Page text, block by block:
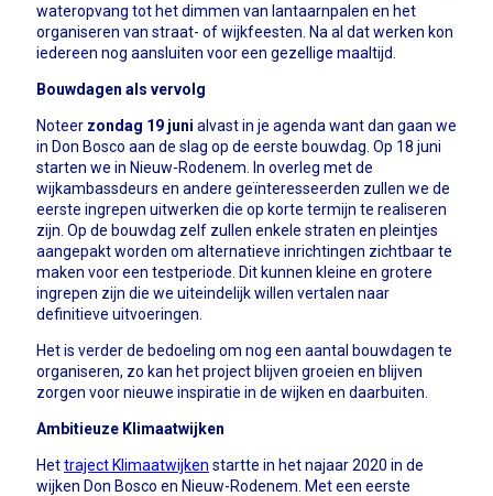
wateropvang tot het dimmen van lantaarnpalen en het
organiseren van straat- of wijkfeesten. Na al dat werken kon
iedereen nog aansluiten voor een gezellige maaltijd.
Bouwdagen als vervolg
Noteer zondag 19 juni alvast in je agenda want dan gaan we
in Don Bosco aan de slag op de eerste bouwdag. Op 18 juni
starten we in Nieuw-Rodenem. In overleg met de
wijkambassdeurs en andere geïnteresseerden zullen we de
eerste ingrepen uitwerken die op korte termijn te realiseren
zijn. Op de bouwdag zelf zullen enkele straten en pleintjes
aangepakt worden om alternatieve inrichtingen zichtbaar te
maken voor een testperiode. Dit kunnen kleine en grotere
ingrepen zijn die we uiteindelijk willen vertalen naar
definitieve uitvoeringen.
Het is verder de bedoeling om nog een aantal bouwdagen te
organiseren, zo kan het project blijven groeien en blijven
zorgen voor nieuwe inspiratie in de wijken en daarbuiten.
Ambitieuze Klimaatwijken
Hettraject Klimaatwijken startte in het najaar 2020 in de
wijken Don Bosco en Nieuw-Rodenem. Met een eerste